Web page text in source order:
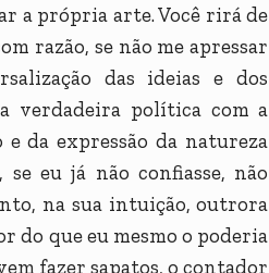
a própria arte. Você rirá de
razão, se não me apressar
das ideias e dos
verdadeira política com a
da expressão da natureza
eu já não confiasse, não
na sua intuição, outrora
do que eu mesmo o poderia
fazer sapatos, o contador